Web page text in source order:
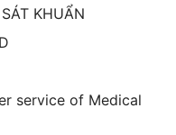
KHUẨN
service of Medical